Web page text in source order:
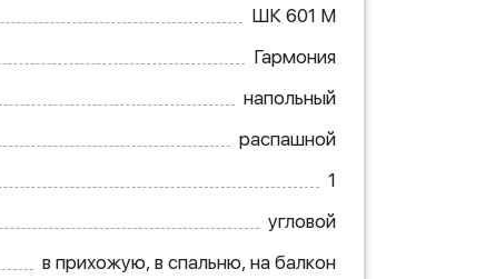
ШК 601 М
Гармония
напольный
распашной
1
угловой
в прихожую, в спальню, на балкон